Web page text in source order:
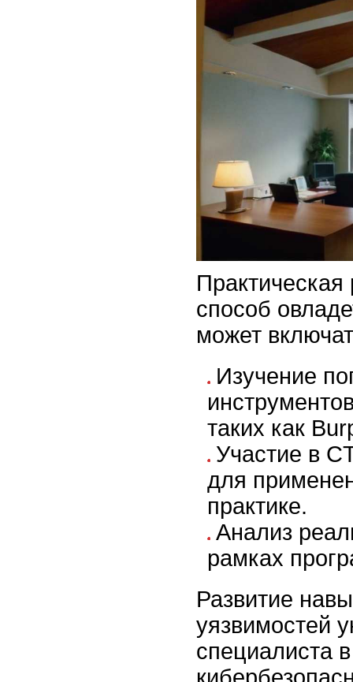
способ
может
Изучение
таких как
Участие в
для
практике.
Анализ
рамках
Развитие
уязвимостей
специалиста